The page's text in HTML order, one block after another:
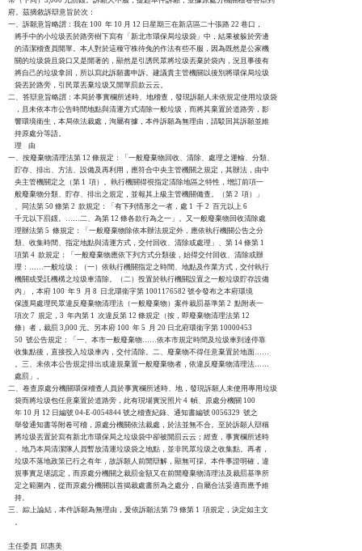
府。茲摘敘訴辯意旨於次：
一、訴願意旨略謂：我在 100  年 10 月 12 日星期三在新店區二十張路 22 巷口，
    將手中的小垃圾丟於路旁樹下寫有「新北市環保局垃圾袋」中，結果被躲於旁邊
    的清潔稽查員開單。本人對於這種守株待兔的作法有些不服，因為既然是公家機
    關的垃圾袋且袋口又是開著的，顯然是引誘民眾將垃圾丟棄於袋內，況且事後有
    將自己的垃圾拿回，所以寫此訴願書申訴。建議貴主管機關以後別將環保局垃圾
    袋丟於路旁，引民眾丟棄垃圾又開單罰款云云。
二、答辯意旨略謂：本局於事實欄所述時、地稽查，發現訴願人未依規定使用垃圾袋
    ，且未依本市公告時間地點與清運方式清除一般垃圾，而將其棄置於道路旁，影
    響環境衛生，本局依法裁處，洵屬有據，本件訴願為無理由，請駁回其訴願並維
    持原處分等語。
    理    由
一、按廢棄物清理法第 12 條規定：「一般廢棄物回收、清除、處理之運輸、分類、
    貯存、排出、方法、設備及再利用，應符合中央主管機關之規定，其辦法，由中
    央主管機關定之（第 1  項）。執行機關得視指定清除地區之特性，增訂前項一
    般廢棄物分類、貯存、排出之規定，並報其上級主管機關備查。（第 2  項）」
    、同法第 50 條第 2  款規定：「有下列情形之一者，處 1  千 2  百元以上 6
    千元以下罰鍰。……二、為第 12 條各款行為之一」。又一般廢棄物回收清除處
    理辦法第 5  條規定：「一般廢棄物除依本辦法規定外，應依執行機關公告之分
    類、收集時間、指定地點與清運方式，交付回收、清除或處理」、第 14 條第 1
    項第 4  款規定：「一般廢棄物應依下列方式分類後，始得交付回收、清除或辦
    理：……一般垃圾：（一）依執行機關指定之時間、地點及作業方式，交付執行
    機關或受託機構之垃圾車清除。（二）投置於執行機關設置之一般垃圾貯存設備
    內」，本府 100  年 9  月 8  日北環衛字第 1001176582 號令發布之本府環境
    保護局處理民眾違反廢棄物清理法（一般廢棄物）案件裁罰基準第 2  點附表一
    項次 7  規定，3  年內第 1  次違反第 12 條規定（按，即廢棄物清理法第 12
    條）者，裁罰 3,000 元。另本府 100  年 5  月 20 日北府環衛字第 10000453
    50  號公告規定：「一、本市一般廢棄物……依本市規定時間及垃圾車到達停靠
    收集點後，直接投入垃圾車內，交付清除。二、廢棄物不得任意棄置於地面……
    。三、未依本公告規定排出或違規棄置一般廢棄物者，依違反廢棄物清理法……
    處罰」。
二、卷查原處分機關環保稽查人員於事實欄所述時、地，發現訴願人未使用專用垃圾
    袋而將垃圾包任意棄置於道路旁，此有現場實況照片 4  幀、原處分機關 100
    年 10 月 12 日編號 04-E-0054844 號之稽查紀錄、通知書編號 0056329  號之
    舉發通知書等附卷可稽，原處分機關依法裁處，於法並無不合。至於訴願人辯稱
    將垃圾丟置於寫有新北市環保局之垃圾袋中卻被開罰云云；經查，事實欄所述時
    、地乃本局清潔隊人員暫放清運垃圾袋之地點，並非民眾垃圾之收集點。再者，
    垃圾不落地政策已行之有年，故訴願人前開辯解，顯無可採。本件事證明確，違
    規事實足堪認定，而原處分機關之裁罰金額又在前開廢棄物清理法及裁罰基準所
    定之範圍內，從而原處分機關以首揭裁處書所為之處分，自屬合法妥適而應予維
    持。
三、綜上論結，本件訴願為無理由，爰依訴願法第 79 條第 1  項規定，決定如主文
    。
主任委員  邱惠美